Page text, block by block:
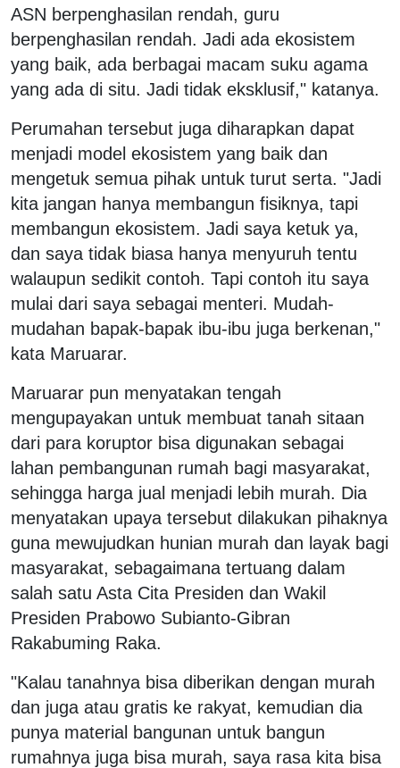
ASN berpenghasilan rendah, guru
berpenghasilan rendah. Jadi ada ekosistem
yang baik, ada berbagai macam suku agama
yang ada di situ. Jadi tidak eksklusif," katanya.
Perumahan tersebut juga diharapkan dapat
menjadi model ekosistem yang baik dan
mengetuk semua pihak untuk turut serta. "Jadi
kita jangan hanya membangun fisiknya, tapi
membangun ekosistem. Jadi saya ketuk ya,
dan saya tidak biasa hanya menyuruh tentu
walaupun sedikit contoh. Tapi contoh itu saya
mulai dari saya sebagai menteri. Mudah-
mudahan bapak-bapak ibu-ibu juga berkenan,"
kata Maruarar.
Maruarar pun menyatakan tengah
mengupayakan untuk membuat tanah sitaan
dari para koruptor bisa digunakan sebagai
lahan pembangunan rumah bagi masyarakat,
sehingga harga jual menjadi lebih murah. Dia
menyatakan upaya tersebut dilakukan pihaknya
guna mewujudkan hunian murah dan layak bagi
masyarakat, sebagaimana tertuang dalam
salah satu Asta Cita Presiden dan Wakil
Presiden Prabowo Subianto-Gibran
Rakabuming Raka.
"Kalau tanahnya bisa diberikan dengan murah
dan juga atau gratis ke rakyat, kemudian dia
punya material bangunan untuk bangun
rumahnya juga bisa murah, saya rasa kita bisa